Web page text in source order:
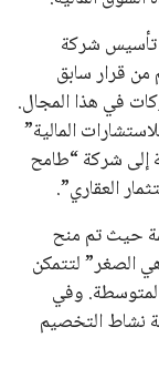
تأسيس شركة
من قرار سابق
في هذا المجال.
المالية”
إلى شركة “طامح
العقاري”.
حيث تم منح
الصغر” لتتمكن
وفي
نشاط التخصيم